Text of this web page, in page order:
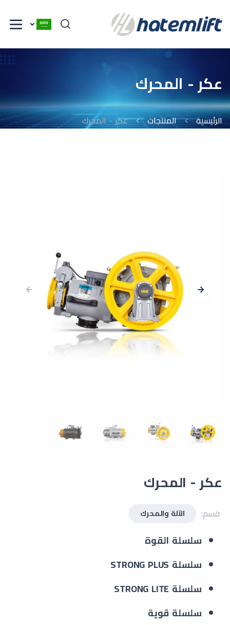
عكر - المحرك
الرئيسية المنتجات عكر - المحرك
عكر - المحرك
قسم: الآلة والمحرك
سلسلة القوة
سلسلة STRONG PLUS
سلسلة STRONG LITE
سلسلة قوية